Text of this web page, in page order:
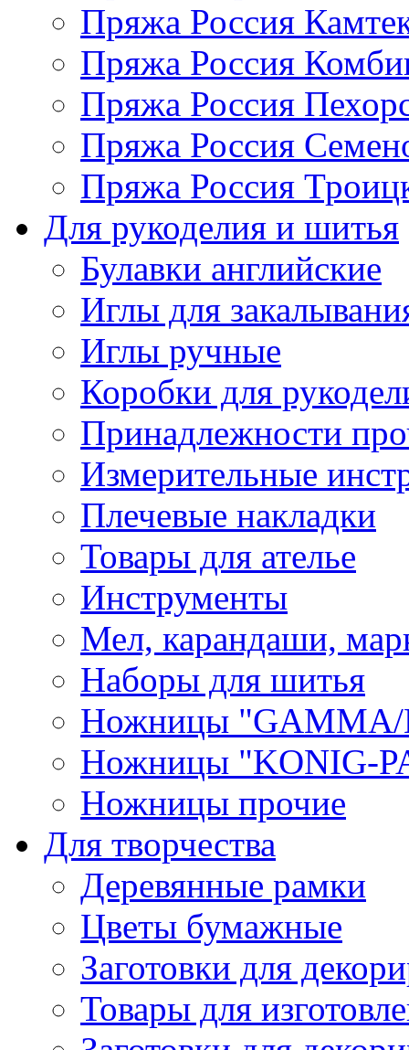
Пряжа Россия
Пряжа Россия
Пряжа Россия
Пряжа Россия
Пряжа Россия
Для рукоделия и шитья
Булавки английские
Иглы для
Иглы ручные
Коробки для
Принадлежности
Измерительные
Плечевые накладки
Товары для ателье
Инструменты
Мел, карандаши,
Наборы для шитья
Ножницы "GAMMA/
Ножницы "KONIG-
Ножницы прочие
Для творчества
Деревянные рамки
Цветы бумажные
Заготовки для
Товары для